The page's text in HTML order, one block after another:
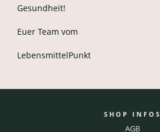
Gesundheit!
Euer Team vom
LebensmittelPunkt
SHOP INFOS
AGB